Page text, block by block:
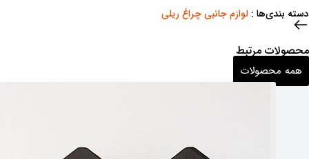
دسته بندی‌ها : ‌ لوازم جانبی چراغ ریلی
محصولات مرتبط
همه محصولات